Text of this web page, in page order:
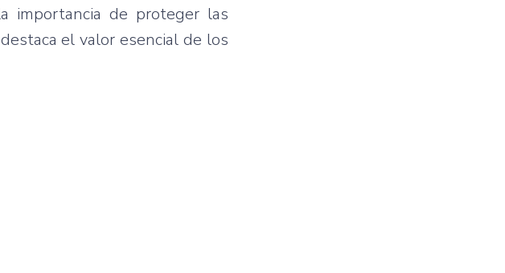
importancia de proteger las
el valor esencial de los